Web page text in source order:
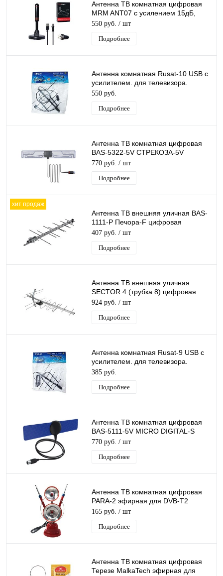
Антенна ТВ комнатная цифровая
MRM ANT07 с усилением 15дБ,
эфирная для DVB-T2 телевидения
550 руб. / шт
Подробнее
Антенна комнатная Rusat-10 USB с
усилителем. для телевизора.
активная. для дома. для дачи
550 руб.
Подробнее
Антенна ТВ комнатная цифровая
BAS-5322-5V СТРЕКОЗА-5V
эфирная для DVB-T2 телевидения
Рэмо
770 руб. / шт
Подробнее
хит продаж
Антенна ТВ внешняя уличная BAS-
1111-Р Печора-F цифровая
эфирная для DVB-T2 телевидения
Рэмо
407 руб. / шт
Подробнее
Антенна ТВ внешняя уличная
SECTOR 4 (трубка 8) цифровая
эфирная для DVB-T2 телевидения
Electronics
924 руб. / шт
Подробнее
Антенна комнатная Rusat-9 USB с
усилителем. для телевизора.
активная. для дома. для дачи
385 руб.
Подробнее
Антенна ТВ комнатная цифровая
BAS-5111-5V MICRO DIGITAL-S
эфирная для DVB-T2 телевидения
Рэмо
770 руб. / шт
Подробнее
Антенна ТВ комнатная цифровая
PARA-2 эфирная для DVB-T2
телевидения
165 руб. / шт
Подробнее
Антенна ТВ комнатная цифровая
Терезе MalkaTech эфирная для